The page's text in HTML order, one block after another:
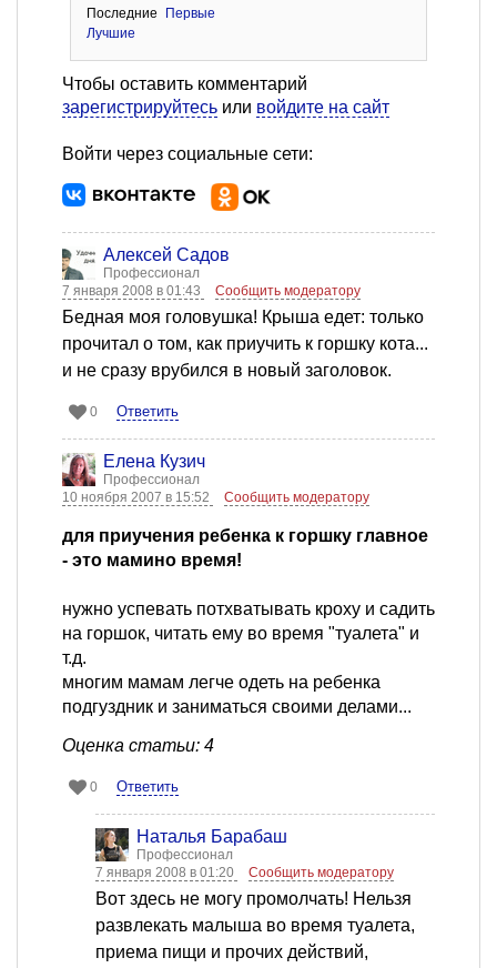
Последние
Первые
Лучшие
Чтобы оставить комментарий
зарегистрируйтесь или войдите на сайт
Войти через социальные сети:
Алексей Садов
Профессионал
7 января 2008 в 01:43
Сообщить модератору
Бедная моя головушка! Крыша едет: только
прочитал о том, как приучить к горшку кота...
и не сразу врубился в новый заголовок.
0 Ответить
Елена Кузич
Профессионал
10 ноября 2007 в 15:52
Сообщить модератору
для приучения ребенка к горшку главное
- это мамино время!
нужно успевать потхватывать кроху и садить
на горшок, читать ему во время "туалета" и
т.д.
многим мамам легче одеть на ребенка
подгуздник и заниматься своими делами...
Оценка статьи: 4
0 Ответить
Наталья Барабаш
Профессионал
7 января 2008 в 01:20
Сообщить модератору
Вот здесь не могу промолчать! Нельзя
развлекать малыша во время туалета,
приема пищи и прочих действий,